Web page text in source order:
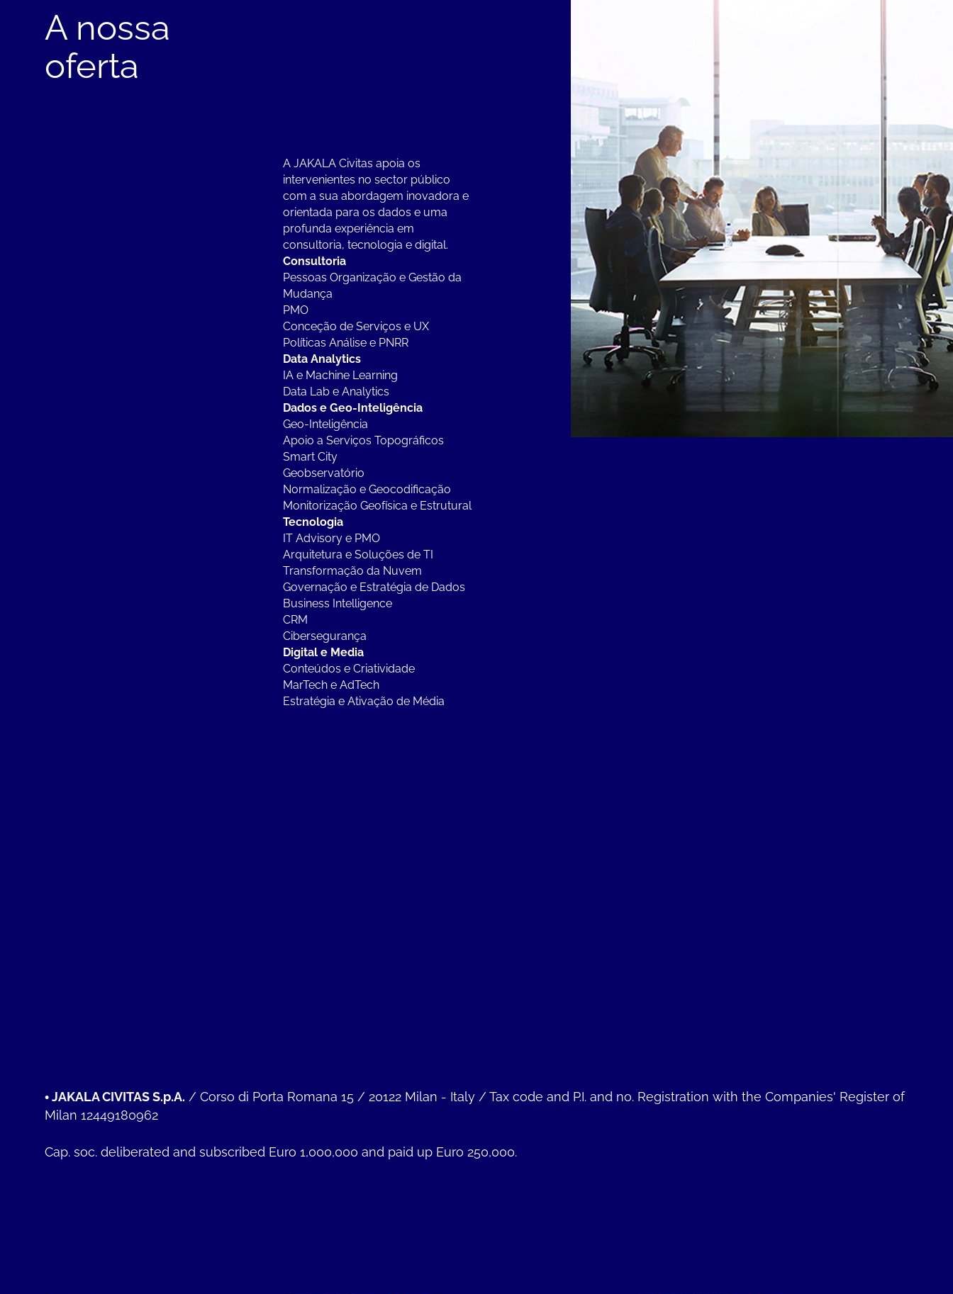
A nossa
oferta
A JAKALA Civitas apoia os
intervenientes no sector público
com a sua abordagem inovadora e
orientada para os dados e uma
profunda experiência em
consultoria, tecnologia e digital.
Consultoria
Pessoas Organização e Gestão da
Mudança
PMO
Conceção de Serviços e UX
Políticas Análise e PNRR
Data Analytics
IA e Machine Learning
Data Lab e Analytics
Dados e Geo-Inteligência
Geo-Inteligência
Apoio a Serviços Topográficos
Smart City
Geobservatório
Normalização e Geocodificação
Monitorização Geofísica e Estrutural
Tecnologia
IT Advisory e PMO
Arquitetura e Soluções de TI
Transformação da Nuvem
Governação e Estratégia de Dados
Business Intelligence
CRM
Cibersegurança
Digital e Media
Conteúdos e Criatividade
MarTech e AdTech
Estratégia e Ativação de Média
•JAKALA CIVITAS S.p.A. /Corso di Porta Romana 15 /20122 Milan - Italy /Tax code and P.I. and no. Registration with the Companies' Register of
Milan 12449180962
Cap. soc. deliberated and subscribed Euro 1,000,000 and paid up Euro 250,000.